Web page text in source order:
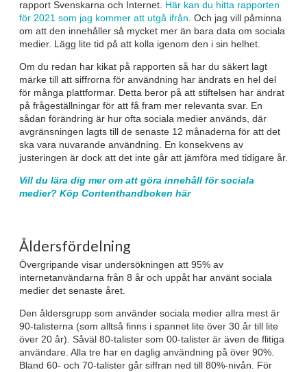
rapport Svenskarna och Internet. Här kan du hitta rapporten
för 2021 som jag kommer att utgå ifrån . Och jag vill påminna
om att den innehåller så mycket mer än bara data om sociala
medier. Lägg lite tid på att kolla igenom den i sin helhet.
Om du redan har kikat på rapporten så har du säkert lagt
märke till att siffrorna för användning har ändrats en hel del
för många plattformar. Detta beror på att stiftelsen har ändrat
på frågeställningar för att få fram mer relevanta svar. En
sådan förändring är hur ofta sociala medier används, där
avgränsningen lagts till de senaste 12 månaderna för att det
ska vara nuvarande användning. En konsekvens av
justeringen är dock att det inte går att jämföra med tidigare år.
Vill du lära dig mer om att göra innehåll för sociala
medier? Köp Contenthandboken här
Åldersfördelning
Övergripande visar undersökningen att 95% av
internetanvändarna från 8 år och uppåt har använt sociala
medier det senaste året.
Den åldersgrupp som använder sociala medier allra mest är
90-talisterna (som alltså finns i spannet lite över 30 år till lite
över 20 år). Såväl 80-talister som 00-talister är även de flitiga
användare. Alla tre har en daglig användning på över 90%.
Bland 60- och 70-talister går siffran ned till 80%-nivån. För